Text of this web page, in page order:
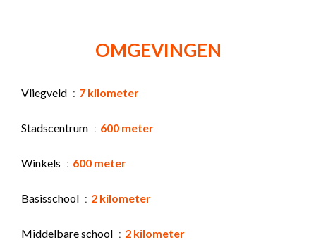
OMGEVINGEN
Vliegveld 7 kilometer
Stadscentrum 600 meter
Winkels 600 meter
Basisschool 2 kilometer
Middelbare school 2 kilometer